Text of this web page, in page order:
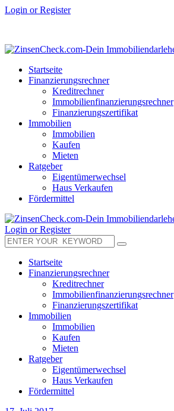
Login or Register
Startseite
Finanzierungsrechner
Kreditrechner
Immobilienfinanzierungsrechner
Finanzierungszertifikat
Immobilien
Immobilien
Kaufen
Mieten
Ratgeber
Eigentümerwechsel
Haus Verkaufen
Fördermittel
Login or Register
Startseite
Finanzierungsrechner
Kreditrechner
Immobilienfinanzierungsrechner
Finanzierungszertifikat
Immobilien
Immobilien
Kaufen
Mieten
Ratgeber
Eigentümerwechsel
Haus Verkaufen
Fördermittel